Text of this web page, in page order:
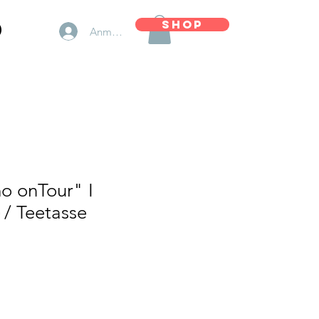
Shop
Anmelden
onTour" I
Teetasse